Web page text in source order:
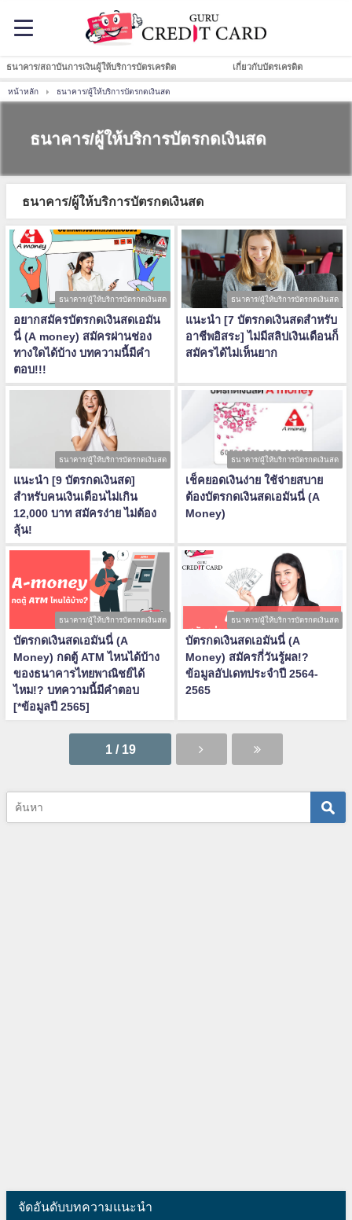
ธนาคาร/สถาบันการเงินผู้ให้บริการบัตรเครดิต เกี่ยวกับบัตรเครดิต
หน้าหลัก ธนาคาร/ผู้ให้บริการบัตรกดเงินสด
ธนาคาร/ผู้ให้บริการบัตรกดเงินสด
ธนาคาร/ผู้ให้บริการบัตรกดเงินสด
ธนาคาร/ผู้ให้บริการบัตรกดเงินสด
อยากสมัครบัตรกดเงินสดเอมัน
นี่ (A money) สมัครผ่านช่อง
ทางใดได้บ้าง บทความนี้มีคำ
ตอบ!!!
ธนาคาร/ผู้ให้บริการบัตรกดเงินสด
แนะนำ [7 บัตรกดเงินสดสำหรับ
อาชีพอิสระ] ไม่มีสลิปเงินเดือนก็
สมัครได้ไม่เห็นยาก
ธนาคาร/ผู้ให้บริการบัตรกดเงินสด
แนะนำ [9 บัตรกดเงินสด]
สำหรับคนเงินเดือนไม่เกิน
12,000 บาท สมัครง่าย ไม่ต้อง
ลุ้น!
ธนาคาร/ผู้ให้บริการบัตรกดเงินสด
เช็คยอดเงินง่าย ใช้จ่ายสบาย
ต้องบัตรกดเงินสดเอมันนี่ (A
Money)
ธนาคาร/ผู้ให้บริการบัตรกดเงินสด
บัตรกดเงินสดเอมันนี่ (A
Money) กดตู้ ATM ไหนได้บ้าง
ของธนาคารไทยพาณิชย์ได้
ไหม!? บทความนี้มีคำตอบ
[*ข้อมูลปี 2565]
ธนาคาร/ผู้ให้บริการบัตรกดเงินสด
บัตรกดเงินสดเอมันนี่ (A
Money) สมัครกี่วันรู้ผล!?
ข้อมูลอัปเดทประจำปี 2564-
2565
1 / 19
จัดอันดับบทความแนะนำ